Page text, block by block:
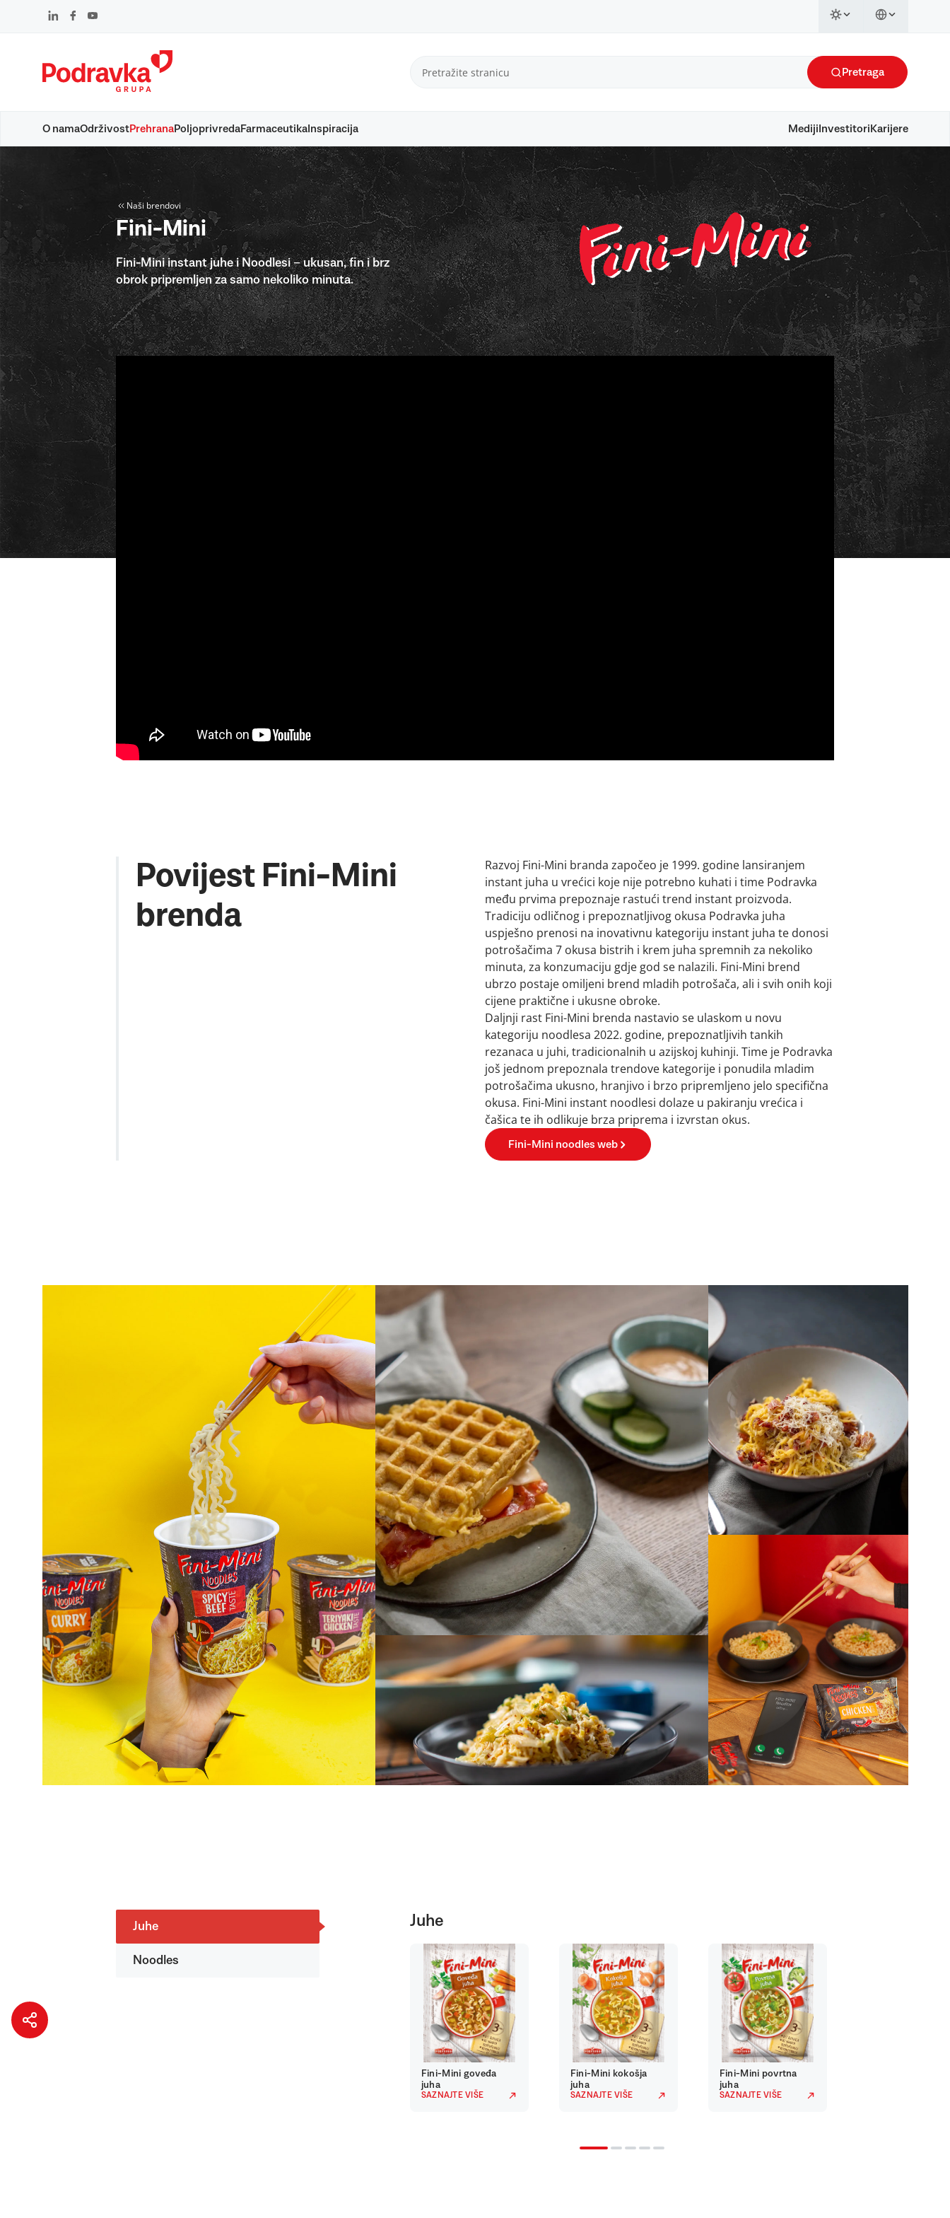
Pretraga
O namaOdrživostPrehranaPoljoprivredaFarmaceutikaInspiracija Mediji Investitori Karijere
Naši brendovi
Fini-Mini
Fini-Mini instant juhe i Noodlesi – ukusan, fin i brz
obrok pripremljen za samo nekoliko minuta.
Povijest Fini-Mini
brenda
Razvoj Fini-Mini branda započeo je 1999. godine lansiranjem
instant juha u vrećici koje nije potrebno kuhati i time Podravka
među prvima prepoznaje rastući trend instant proizvoda.
Tradiciju odličnog i prepoznatljivog okusa Podravka juha
uspješno prenosi na inovativnu kategoriju instant juha te donosi
potrošačima 7 okusa bistrih i krem juha spremnih za nekoliko
minuta, za konzumaciju gdje god se nalazili. Fini-Mini brend
ubrzo postaje omiljeni brend mladih potrošača, ali i svih onih koji
cijene praktične i ukusne obroke.
Daljnji rast Fini-Mini brenda nastavio se ulaskom u novu
kategoriju noodlesa 2022. godine, prepoznatljivih tankih
rezanaca u juhi, tradicionalnih u azijskoj kuhinji. Time je Podravka
još jednom prepoznala trendove kategorije i ponudila mladim
potrošačima ukusno, hranjivo i brzo pripremljeno jelo specifična
okusa. Fini-Mini instant noodlesi dolaze u pakiranju vrećica i
čašica te ih odlikuje brza priprema i izvrstan okus.
Fini-Mini noodles web
Juhe
Noodles
Juhe
Fini-Mini goveđa
juha
SAZNAJTE VIŠE
Fini-Mini kokošja
juha
SAZNAJTE VIŠE
Fini-Mini povrtna
juha
SAZNAJTE VIŠE